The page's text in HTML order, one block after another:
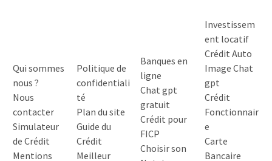
Qui sommes
nous ?
Nous
contacter
Simulateur
de Crédit
Mentions
Politique de
confidentiali
té
Plan du site
Guide du
Crédit
Meilleur
Banques en
ligne
Chat gpt
gratuit
Crédit pour
FICP
Choisir son
Investissem
ent locatif
Crédit Auto
Image Chat
gpt
Crédit
Fonctionnair
e
Carte
Bancaire